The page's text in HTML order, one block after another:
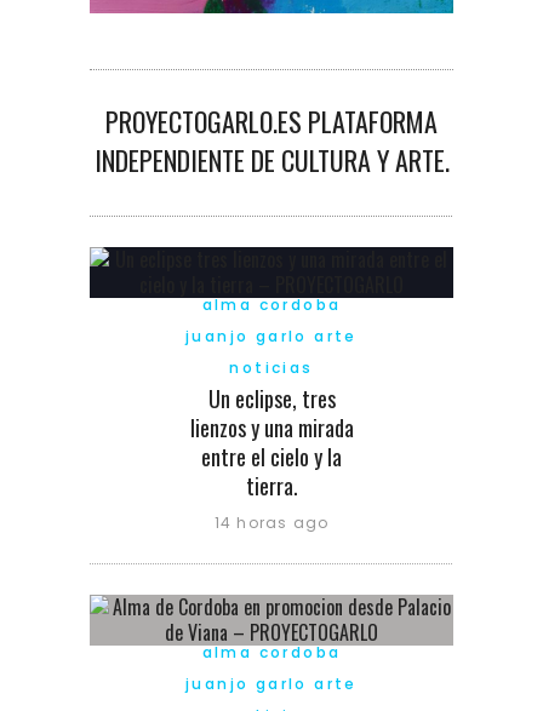
PROYECTOGARLO.ES PLATAFORMA
INDEPENDIENTE DE CULTURA Y ARTE.
alma cordoba
juanjo garlo arte
noticias
Un eclipse, tres
lienzos y una mirada
entre el cielo y la
tierra.
14 horas ago
alma cordoba
juanjo garlo arte